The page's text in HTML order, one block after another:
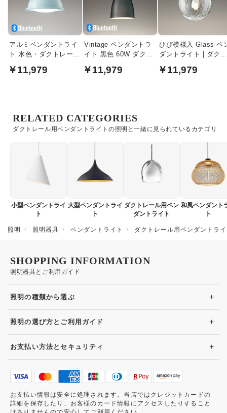
アルミペンダントライ
ト 水色・ダクトレール
￥11,979
Vintage ペンダントラ
イト 黒色 60W ダクト
￥11,979
ひび模様入 Glass ペ
ダントライト | ダクト
￥11,979
ダクトレール用ペンダントライトの照明と一緒に見られているカテゴリ
RELATED CATEGORIES
小型ペンダントライ
ト
大型ペンダントライ
ト
ダクトレール用ペン
ダントライト
和風ペンダント
ト
照明 照明器具 ペンダントライト ダクトレール用ペンダントラ
照明器具とご利用ガイド
SHOPPING INFORMATION
照明の種類から選ぶ +
照明の選び方とご利用ガイド +
お支払い方法とセキュリティ +
お支払い情報は安全に処理されます。当店ではクレジットカードの
詳細を保存したり、お客様のカード情報にアクセスしたりすること